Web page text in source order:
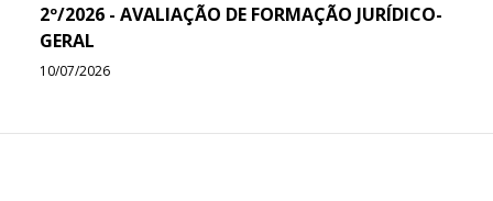
2º/2026 - AVALIAÇÃO DE FORMAÇÃO JURÍDICO-
GERAL
10/07/2026